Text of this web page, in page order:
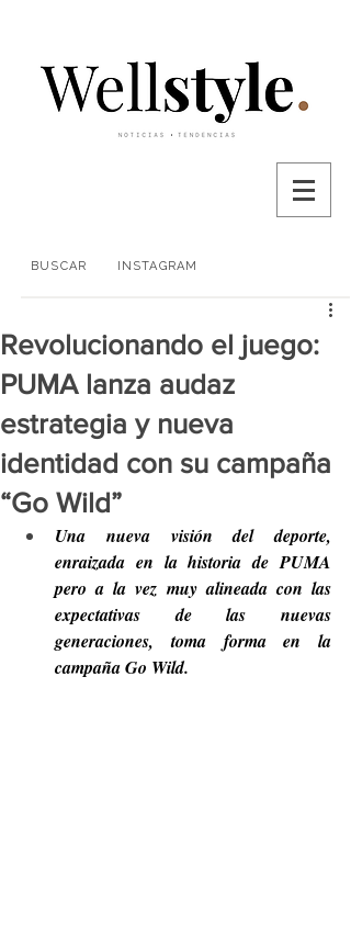
BUSCAR INSTAGRAM
Revolucionando el juego:
PUMA lanza audaz
estrategia y nueva
identidad con su campaña
“Go Wild”
Una nueva visión del deporte,
enraizada en la historia de PUMA
pero a la vez muy alineada con las
expectativas de las nuevas
generaciones, toma forma en la
campaña Go Wild.